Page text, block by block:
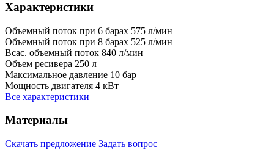
Характеристики
Объемный поток при 6 барах 575 л/мин
Объемный поток при 8 барах 525 л/мин
Всас. объемный поток 840 л/мин
Объем ресивера 250 л
Максимальное давление 10 бар
Мощность двигателя 4 кВт
Все характеристики
Материалы
Скачать предложение Задать вопрос